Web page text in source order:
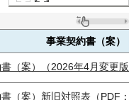
事業契約書（案）
（案）（2026年4月変更版
（案）新旧対照表（PDF：